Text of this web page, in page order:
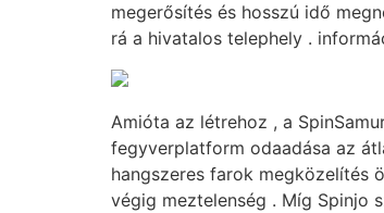
megerősítés és hosszú idő
rá a hivatalos telephely .
Amióta az létrehoz , a
fegyverplatform odaadása az
hangszeres farok megközelítés
végig meztelenség . Míg Spinjo